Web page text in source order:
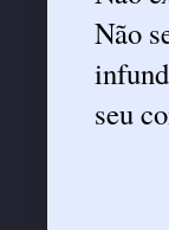
Não
seu